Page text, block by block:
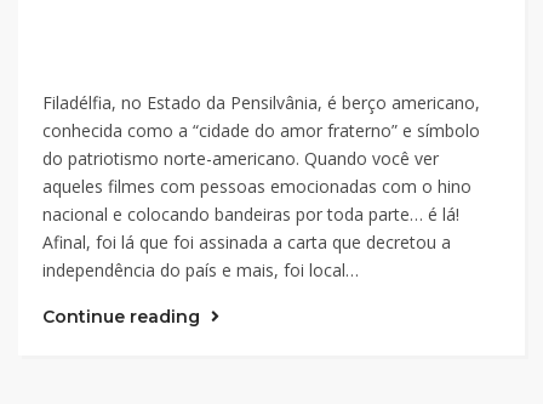
Filadélfia, no Estado da Pensilvânia, é berço americano,
conhecida como a “cidade do amor fraterno” e símbolo
do patriotismo norte-americano. Quando você ver
aqueles filmes com pessoas emocionadas com o hino
nacional e colocando bandeiras por toda parte… é lá!
Afinal, foi lá que foi assinada a carta que decretou a
independência do país e mais, foi local…
Continue reading